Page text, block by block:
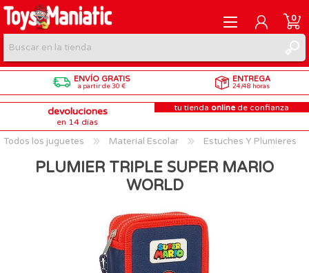
REGISTRARME
INICIAR SESIÓN
0
ENVÍO GRATIS
a partir de 30 €
ENTREGA
24/48 horas
devoluciones
en 14 días
tu tienda online de confianza
Todos los juguetes Material Escolar Estuches Y Plumieres
PLUMIER TRIPLE SUPER MARIO
WORLD